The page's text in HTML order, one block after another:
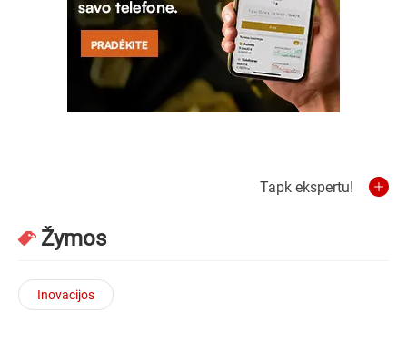
Tapk ekspertu!
Žymos
Inovacijos